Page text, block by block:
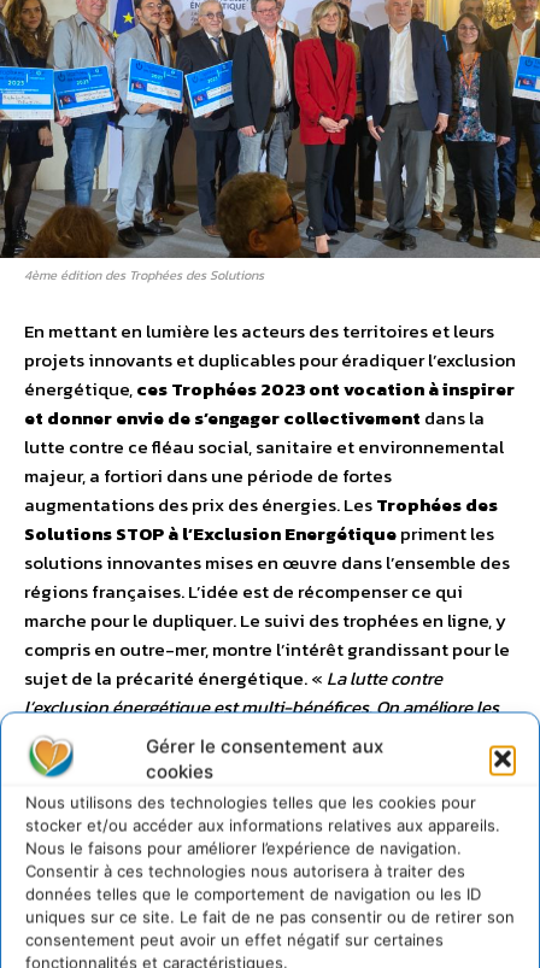
Gérer le consentement aux
cookies
Nous utilisons des technologies telles que les cookies pour
stocker et/ou accéder aux informations relatives aux appareils.
Nous le faisons pour améliorer l’expérience de navigation.
Consentir à ces technologies nous autorisera à traiter des
données telles que le comportement de navigation ou les ID
uniques sur ce site. Le fait de ne pas consentir ou de retirer son
consentement peut avoir un effet négatif sur certaines
fonctionnalités et caractéristiques.
4ème édition des Trophées des Solutions
En mettant en lumière les acteurs des territoires et leurs
projets innovants et duplicables pour éradiquer l’exclusion
énergétique,ces Trophées 2023 ont vocation à inspirer
et donner envie de s’engager collectivement dans la
lutte contre ce fléau social, sanitaire et environnemental
majeur, a fortiori dans une période de fortes
augmentations des prix des énergies. LesTrophées des
Solutions STOP à l’Exclusion Energétiquepriment les
solutions innovantes mises en œuvre dans l’ensemble des
régions françaises. L’idée est de récompenser ce qui
marche pour le dupliquer. Le suivi des trophées en ligne, y
compris en outre-mer, montre l’intérêt grandissant pour le
sujet de la précarité énergétique.« La lutte contre
l’exclusion énergétique est multi-bénéfices. On améliore les
conditions de vie des plus précaires pour qu’ils sentent bien
dans leurs logements, on diminue les émissions de carbone
et les pollutions, on crée des emplois locaux et surtout on
améliore directement la santé des familles les plus pauvres.
La santé est un accélérateur prioritaire de transitions. » Gilles
Berhault – Délégué général de Stop à l’Exclusion
Energétique.